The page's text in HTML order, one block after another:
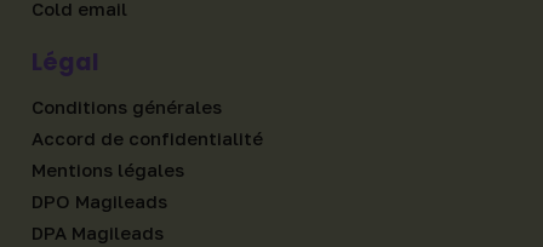
Cold email
Légal
Conditions générales
Accord de confidentialité
Mentions légales
DPO Magileads
DPA Magileads